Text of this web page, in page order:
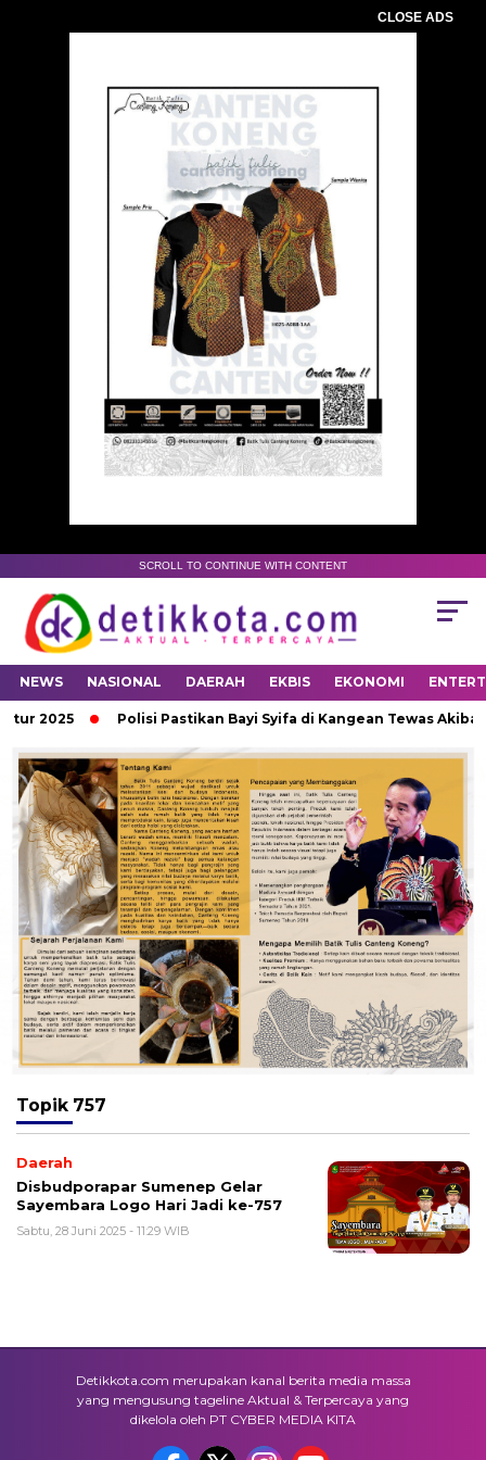
CLOSE ADS
SCROLL TO CONTINUE WITH CONTENT
NEWS NASIONAL DAERAH EKBIS EKONOMI
2025 Polisi Pastikan Bayi Syifa di Kangean Tewas Akibat
Topik 757
Daerah
Disbudporapar Sumenep Gelar
Sayembara Logo Hari Jadi ke-757
Sabtu, 28 Juni 2025 - 11:29 WIB
Detikkota.com merupakan kanal berita media massa
yang mengusung tageline Aktual & Terpercaya yang
dikelola oleh PT CYBER MEDIA KITA